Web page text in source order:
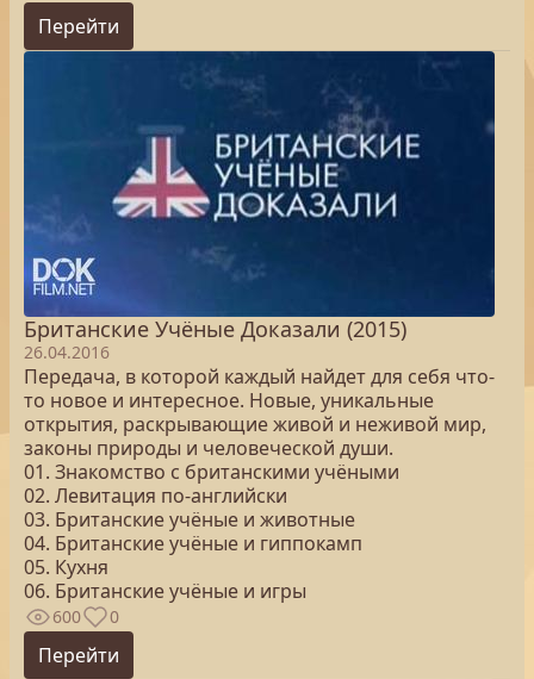
Перейти
Британские Учёные Доказали (2015)
26.04.2016
Передача, в которой каждый найдет для себя что-
то новое и интересное. Новые, уникальные
открытия, раскрывающие живой и неживой мир,
законы природы и человеческой души.
01. Знакомство с британскими учёными
02. Левитация по-английски
03. Британские учёные и животные
04. Британские учёные и гиппокамп
05. Кухня
06. Британские учёные и игры
600 0
Перейти